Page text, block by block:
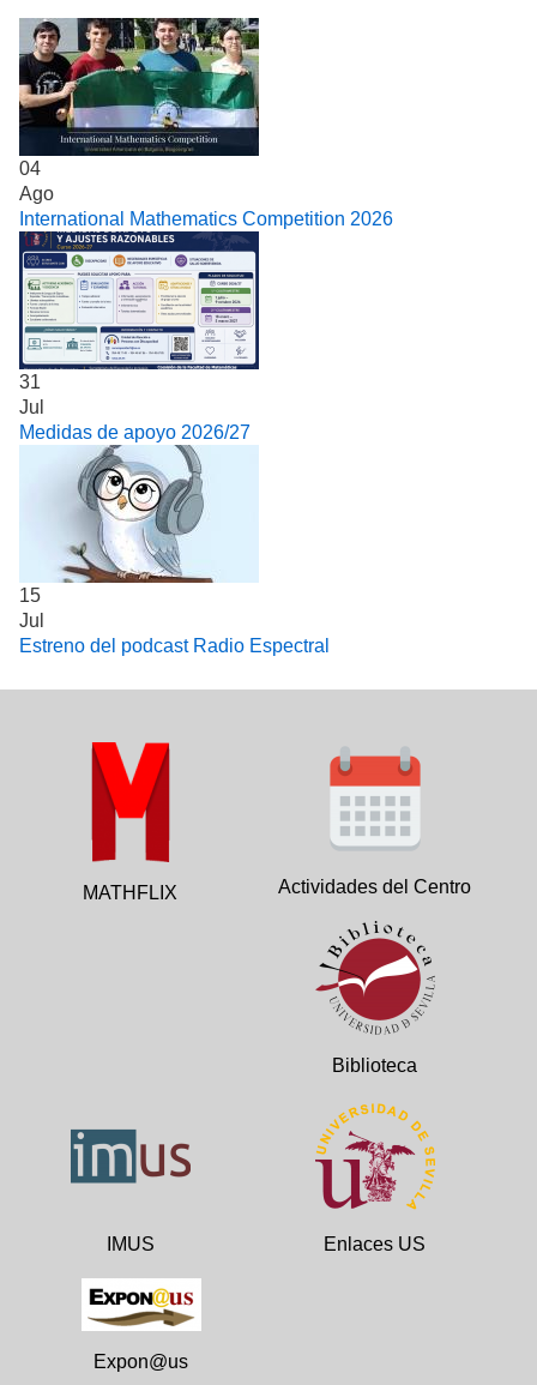
04
Ago
International Mathematics Competition 2026
31
Jul
Medidas de apoyo 2026/27
15
Jul
Estreno del podcast Radio Espectral
MATHFLIX Actividades del Centro
Biblioteca
IMUS Enlaces US
Expon@us